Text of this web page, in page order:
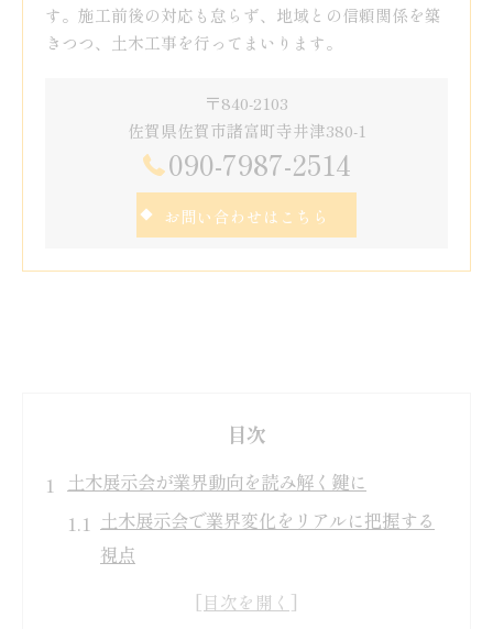
す。施工前後の対応も怠らず、地域との信頼関係を築
きつつ、土木工事を行ってまいります。
〒840-2103
佐賀県佐賀市諸富町寺井津380-1
090-7987-2514
お問い合わせはこちら
目次
土木展示会が業界動向を読み解く鍵に
土木展示会で業界変化をリアルに把握する
視点
土木業界の最新動向を展示会で効率的に知